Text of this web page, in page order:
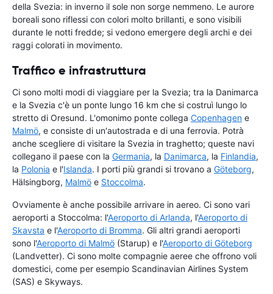
della Svezia: in inverno il sole non sorge nemmeno. Le aurore
boreali sono riflessi con colori molto brillanti, e sono visibili
durante le notti fredde; si vedono emergere degli archi e dei
raggi colorati in movimento.
Traffico e infrastruttura
Ci sono molti modi di viaggiare per la Svezia; tra la Danimarca
e la Svezia c'è un ponte lungo 16 km che si costruì lungo lo
stretto di Oresund. L'omonimo ponte collega Copenhagen e
Malmö, e consiste di un'autostrada e di una ferrovia. Potrà
anche scegliere di visitare la Svezia in traghetto; queste navi
collegano il paese con la Germania, la Danimarca, la Finlandia,
la Polonia e l'Islanda. I porti più grandi si trovano a Göteborg,
Hälsingborg, Malmö e Stoccolma.
Ovviamente è anche possibile arrivare in aereo. Ci sono vari
aeroporti a Stoccolma: l'Aeroporto di Arlanda, l'Aeroporto di
Skavsta e l'Aeroporto di Bromma. Gli altri grandi aeroporti
sono l'Aeroporto di Malmö (Starup) e l'Aeroporto di Göteborg
(Landvetter). Ci sono molte compagnie aeree che offrono voli
domestici, come per esempio Scandinavian Airlines System
(SAS) e Skyways.